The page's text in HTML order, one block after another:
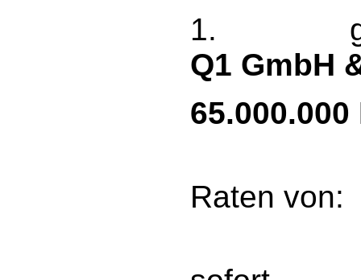
1.
Q1 GmbH
Raten von: